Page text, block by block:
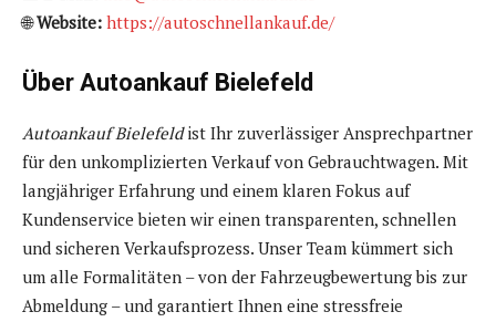
🌐Website: https://autoschnellankauf.de/
Über Autoankauf Bielefeld
Autoankauf Bielefeldist Ihr zuverlässiger Ansprechpartner
für den unkomplizierten Verkauf von Gebrauchtwagen. Mit
langjähriger Erfahrung und einem klaren Fokus auf
Kundenservice bieten wir einen transparenten, schnellen
und sicheren Verkaufsprozess. Unser Team kümmert sich
um alle Formalitäten – von der Fahrzeugbewertung bis zur
Abmeldung – und garantiert Ihnen eine stressfreie